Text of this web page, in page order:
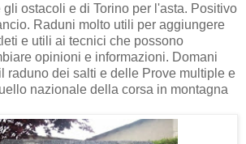
gli ostacoli e di Torino per l'asta. Positivo
Raduni molto utili per aggiungere
e utili ai tecnici che possono
opinioni e informazioni. Domani
raduno dei salti e delle Prove multiple e
nazionale della corsa in montagna